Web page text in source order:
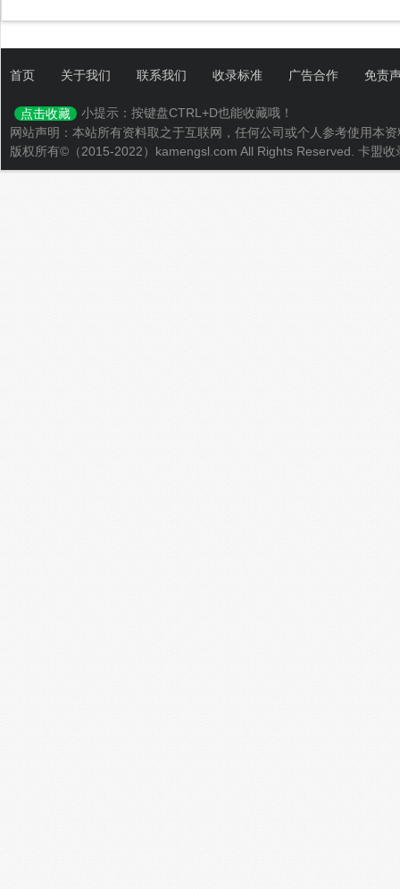
首页 关于我们 联系我们 收录标准 广告合作 免责
点击收藏
小提示：按键盘CTRL+D也能收藏哦！
网站声明：本站所有资料取之于互联网，任何公司或个人参考使用本
版权所有©（2015-2022）kamengsl.com All Rights Reserved. 卡盟收